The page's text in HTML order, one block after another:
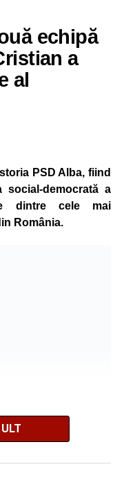
echipă
a
al
PSD Alba, fiind
social-democrată a
dintre cele mai
România.